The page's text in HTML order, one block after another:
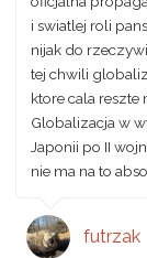
i swiatlej roli
nijak do
tej chwili
ktore cala
Globalizacja w
Japonii po II
nie ma na to
futrzak